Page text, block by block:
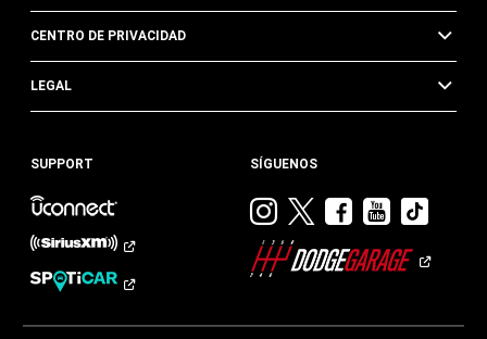
CENTRO DE PRIVACIDAD
LEGAL
SUPPORT SÍGUENOS
Visitar
Dodge
en
Visitar
en
Visitar
en
Visitar
en en